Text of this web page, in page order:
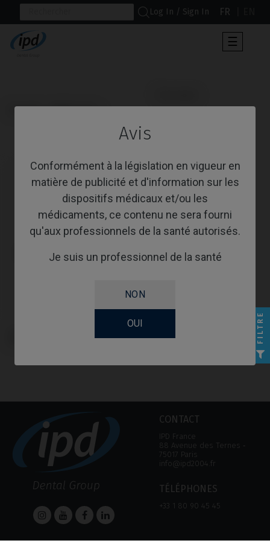
Avis
Conformément à la législation en vigueur en
matière de publicité et d'information sur les
dispositifs médicaux et/ou les
médicaments, ce contenu ne sera fourni
qu'aux professionnels de la santé autorisés.
Je suis un professionnel de la santé
NON
OUI
Log In / Sign In FR
Toggle
☰
Accueil Multi-unit
Tournevis
CONTACT
IPD France
88 Avenue des Ternes ‑
75017 Paris
info@ipd2004.fr
TÉLÉPHONES
+33 1 80 90 45 45
FILTRE